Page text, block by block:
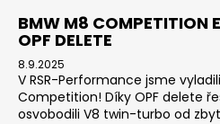
BMW M8 COMPETITION
OPF DELETE
8.9.2025
V RSR-Performance jsme
Competition! Díky OPF delete
osvobodili V8 twin-turbo od